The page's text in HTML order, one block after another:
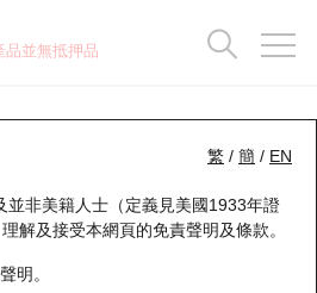
品並無抵押品
繁 / 簡 / EN
並非美籍人士（定義見美國1933年證
解及接受本網頁的免責聲明及條款。
明。
0005 匯豐控股